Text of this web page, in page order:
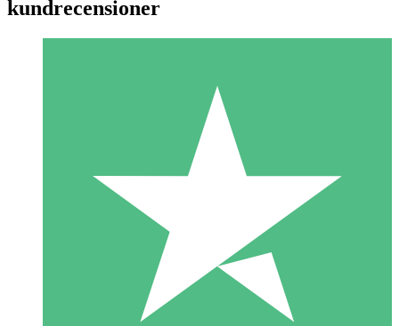
Individuella Kreditpaket
Betala per användning med nedladdningskrediter. Inget
1 Nedladdningar
10 00
kundrecensioner